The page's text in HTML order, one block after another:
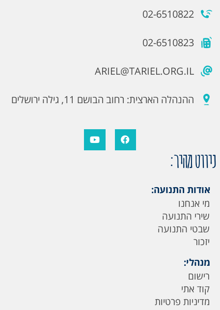
02-6510822
02-6510823
ARIEL@TARIEL.ORG.IL
ההנהלה הארצית: רחוב הבושם 11, גילה ירושלים
ניווט מהיר:
אודות התנועה:
מי אנחנו
שירי התנועה
שבטי התנועה
יזכור
מנהלי:
רישום
קוד אתי
מדיניות פרטיות